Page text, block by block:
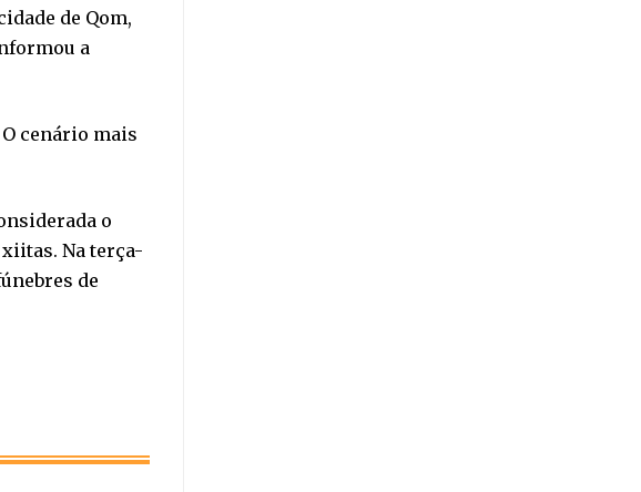
de Qom,
a
cenário mais
o
Na terça-
de